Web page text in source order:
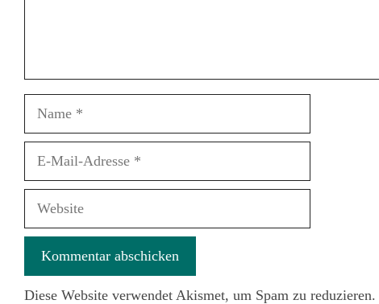
Name
Website
Diese Website verwendet Akismet, um Spam zu reduzieren.